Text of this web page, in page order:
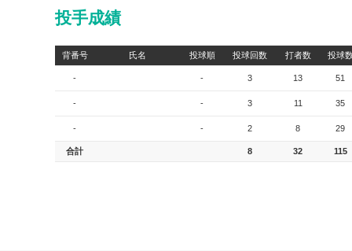
投手成績
背番号 氏名 投球順 投球回数 打者数 投球
- - 3 13 51
- - 3 11 35
- - 2 8 29
合計 8 32 115